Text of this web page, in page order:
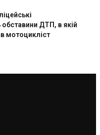
ДТП, в якій
мотоцикліст